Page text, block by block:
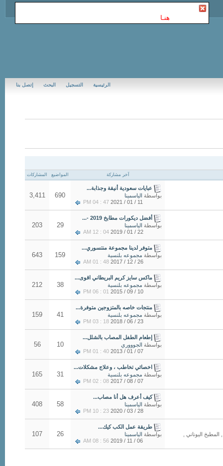
هنـا
إتصل بنا البحث التسجيل الرئيسية
آخر مشاركة المواضيع المشاركات
عبايات سعودية أنيقة وجذابة...
بواسطة الياسمينا
11 / 01 / 2021
47 : 04 PM
690
3,411
أفضل ديكورات مطابخ 2019 -...
بواسطة الياسمينا
22 / 01 / 2019
04 : 12 AM
29
203
متوفر لدينا مجموعة منتسوري...
بواسطة مجموعه بلنسية
26 / 12 / 2017
48 : 01 AM
159
643
ماكس سايز كريم البريطاني اقوى...
بواسطة مجموعه بلنسية
10 / 09 / 2015
01 : 06 PM
38
212
منتجات خاصه بالمتزوجين متوفرة...
بواسطة مجموعه بلنسية
23 / 06 / 2018
18 : 03 PM
41
159
إطعام الطفل المصاب بالشلل...
بواسطة الجوووري
07 / 01 / 2013
40 : 01 PM
10
56
اخصائي تخاطب ، وعلاج مشكلات...
بواسطة مجموعه بلنسية
07 / 08 / 2017
08 : 02 PM
31
165
كيف أعرف هل أنا مصاب...
بواسطة الياسمينا
28 / 03 / 2020
23 : 10 PM
58
408
اليوناني ,
طريقة عمل الكب كيك...
بواسطة الياسمينا
06 / 11 / 2019
56 : 08 AM
26
107